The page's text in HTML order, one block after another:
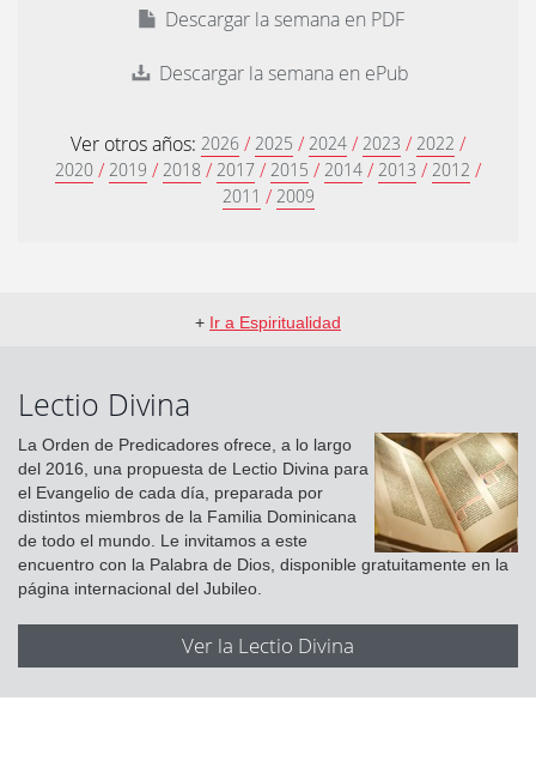
Descargar la semana en PDF
Descargar la semana en ePub
Ver otros años: 2026 / 2025 / 2024 / 2023 / 2022 /
2020 / 2019 / 2018 / 2017 / 2015 / 2014 / 2013 / 2012 /
2011 / 2009
+ Ir a Espiritualidad
Lectio Divina
La Orden de Predicadores ofrece, a lo largo
del 2016, una propuesta de Lectio Divina para
el Evangelio de cada día, preparada por
distintos miembros de la Familia Dominicana
de todo el mundo. Le invitamos a este
encuentro con la Palabra de Dios, disponible gratuitamente en la
página internacional del Jubileo.
Ver la Lectio Divina